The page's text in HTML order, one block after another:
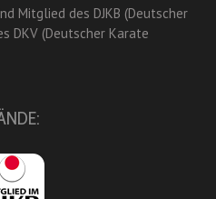
Mitglied des DJKB (Deutscher
DKV (Deutscher Karate